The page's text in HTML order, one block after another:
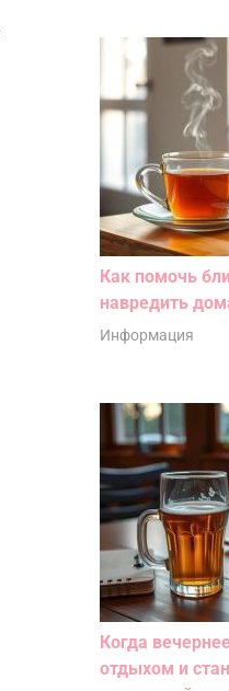
Как помочь
навредить
Информация
Когда
отдыхом и